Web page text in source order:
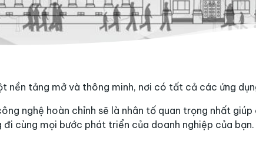
nền tảng mở và thông minh, nơi có tất cả các ứng
nghệ hoàn chỉnh sẽ là nhân tố quan trọng nhất
đi cùng mọi bước phát triển của doanh nghiệp của bạn.